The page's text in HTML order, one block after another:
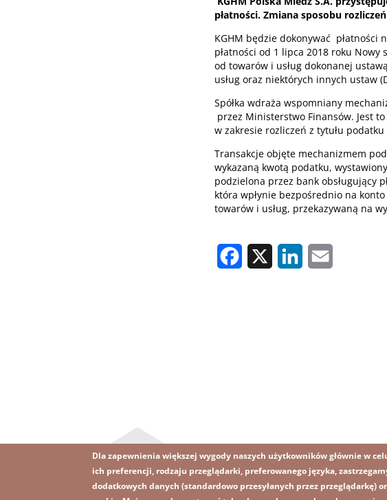
płatności. Zmiana sposobu
KGHM będzie dokonywać płatności
płatności od 1 lipca 2018 roku
od towarów i usług dokonanej
usług oraz niektórych innych ustaw
Spółka wdraża wspomniany
przez Ministerstwo Finansów. Jest
w zakresie rozliczeń z tytułu podatku
Transakcje objęte mechanizmem
wykazaną kwotą podatku,
podzielona przez bank obsługujący
która wpłynie bezpośrednio na
towarów i usług, przekazywaną na
Facebook LinkedIn
Dla zapewnienia większej wygody naszych użytkowników głównie w
ich preferencji, rodzaju przeglądarki, preferowanego języka,
dodatkowych danych (standardowo przesyłanych przez przeglądarkę)